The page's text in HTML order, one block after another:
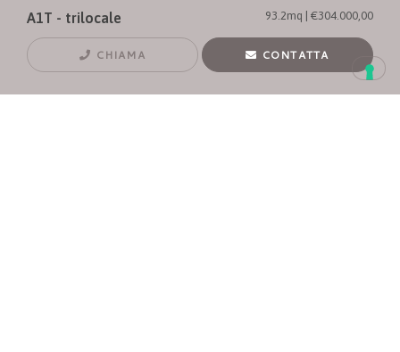
A1T - trilocale 93.2mq | €304.000,00
CHIAMA CONTATTA